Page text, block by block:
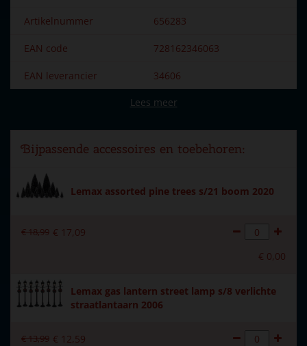
Artikelnummer 656283
EAN code 728162346063
EAN leverancier 34606
Lemax
Dorpsnaam Spooky Town
Locatie ST-P22-O
Soort Accessoires
Met verlichting
Met muziek Nee
Lees meer
Bijpassende accessoires en toebehoren:
Lemax assorted pine trees s/21 boom 2020
€18,99 € 17,09
€ 0,00
Lemax gas lantern street lamp s/8 verlichte
straatlantaarn 2006
€13,99 € 12,59